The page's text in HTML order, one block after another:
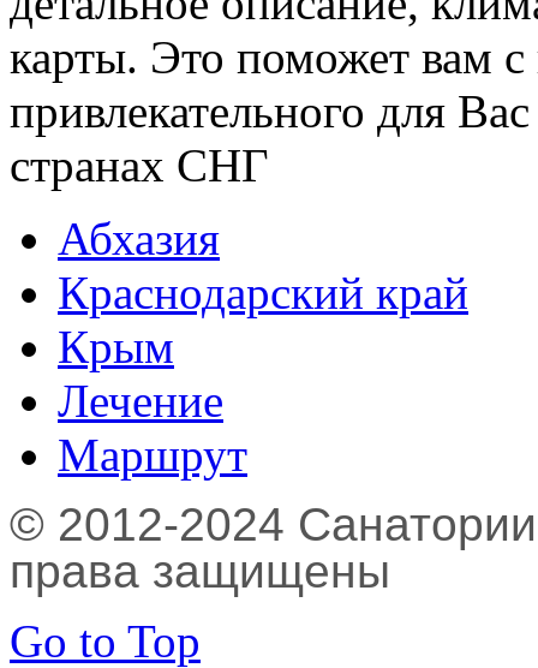
карты. Это поможет вам
привлекательного для
странах СНГ
Абхазия
Краснодарский край
Крым
Лечение
Маршрут
© 2012-2024
права защищены
Go to Top